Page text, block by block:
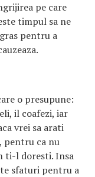
pe care
timpul sa ne
pentru a
o presupune:
il coafezi, iar
vrei sa arati
pentru ca nu
ti-l doresti. Insa
sfaturi pentru a